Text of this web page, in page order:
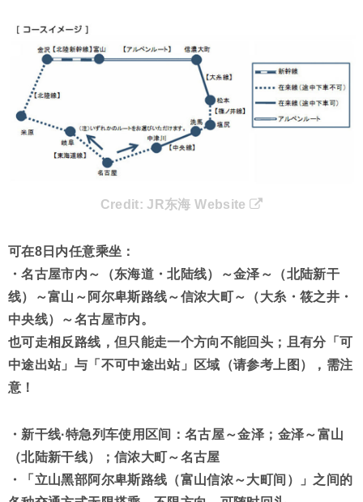
Credit:JR东海 Website
可在8日内任意乘坐：
・名古屋市内～（东海道・北陆线）～金泽～（北陆新干
线）～富山～阿尔卑斯路线～信浓大町～（大糸・筱之井・
中央线）～名古屋市内。
也可走相反路线，但只能走一个方向不能回头；且有分「可
中途出站」与「不可中途出站」区域（请参考上图），需注
意！
・新干线·特急列车使用区间：名古屋～金泽；金泽～富山
（北陆新干线）；信浓大町～名古屋
・「立山黑部阿尔卑斯路线（富山信浓～大町间）」之间的